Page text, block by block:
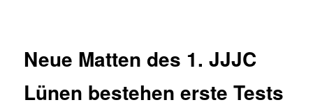
Neue Matten des 1. JJJC
Lünen bestehen erste Tests